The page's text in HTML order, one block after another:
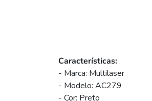
Características:
- Marca: Multilaser
- Modelo: AC279
- Cor: Preto